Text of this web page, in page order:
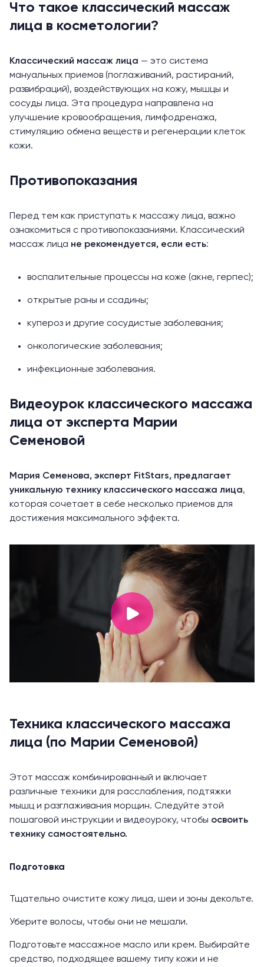
Что такое классический массаж
лица в косметологии?
Классический массаж лица — это система
мануальных приемов (поглаживаний, растираний,
развибраций), воздействующих на кожу, мышцы и
сосуды лица. Эта процедура направлена на
улучшение кровообращения, лимфодренажа,
стимуляцию обмена веществ и регенерации клеток
кожи.
Противопоказания
Перед тем как приступать к массажу лица, важно
ознакомиться с противопоказаниями. Классический
массаж лица не рекомендуется, если есть:
воспалительные процессы на коже (акне, герпес);
открытые раны и ссадины;
купероз и другие сосудистые заболевания;
онкологические заболевания;
инфекционные заболевания.
Видеоурок классического массажа
лица от эксперта Марии
Семеновой
Мария Семенова, эксперт FitStars, предлагает
уникальную технику классического массажа лица,
которая сочетает в себе несколько приемов для
достижения максимального эффекта.
Техника классического массажа
лица (по Марии Семеновой)
Этот массаж комбинированный и включает
различные техники для расслабления, подтяжки
мышц и разглаживания морщин. Следуйте этой
пошаговой инструкции и видеоуроку, чтобы освоить
технику самостоятельно.
Подготовка
Тщательно очистите кожу лица, шеи и зоны декольте.
Уберите волосы, чтобы они не мешали.
Подготовьте массажное масло или крем. Выбирайте
средство, подходящее вашему типу кожи и не